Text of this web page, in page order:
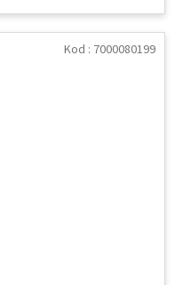
Kod : 7000080199